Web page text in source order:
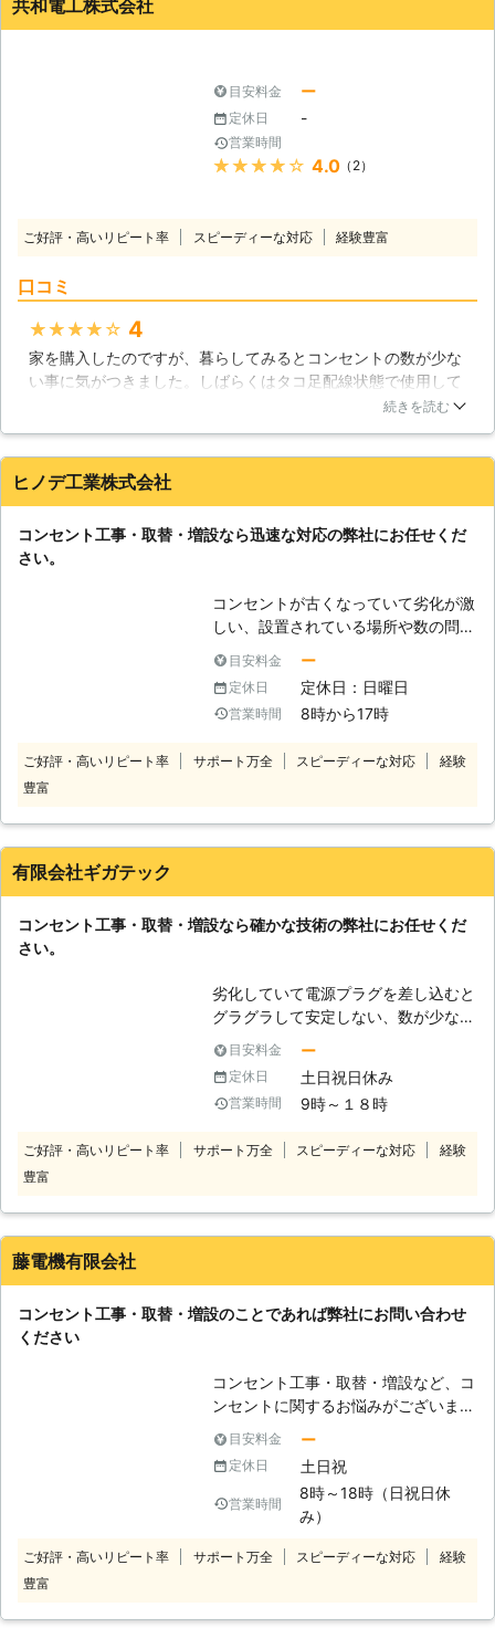
たが、これからも安心して生活ができると思うとやってもらっ
共和電工株式会社
目安料金 ー
定休日 -
営業時間
★★★★★ 4.0（2）
ご好評・高いリピート率 スピーディーな対応 経験豊富
口コミ
★★★★★ 4
家を購入したのですが、暮らしてみるとコンセントの数が少な
い事に気がつきました。しばらくはタコ足配線状態で使用して
いたのですが、子供もまだ小さかっため触ったら危険だと思
てもらいました。無事その場所に増設することができ、現在で
は快適に過ごすことができています。
福井県 大飯郡おおい町 2016年11月24日
続きを読む
ヒノデ工業株式会社
コンセント工事・取替・増設なら迅速な対応の弊社にお任せくだ
さい。
コンセントが古くなっていて劣化が激
しい、設置されている場所や数の問題
線でやり繰りしなければならない、電
気の使用に偏りが生じていてすぐにブ
レーカーが落ちてしまうなどのコンセ
いのではないでしょうか。タコ足配線
ンセント工事を行っておりますので、
目安料金 ー
定休日 定休日：日曜日
営業時間 8時から17時
ご好評・高いリピート率 サポート万全 スピーディーな対応
経験
豊富
有限会社ギガテック
コンセント工事・取替・増設なら確かな技術の弊社にお任せくだ
さい。
劣化していて電源プラグを差し込むと
グラグラして安定しない、数が少なく
て設置場所も悪いので電源タップやタ
コ足配線や延長コードを多用しなけれ
ばならない、電気の使用の偏りがあり
ブレーカーがすぐに落ちてしまうなど
困りごとがあるというご家庭は多いの
ントの工事を行っております。どうぞ
目安料金 ー
定休日 土日祝日休み
営業時間 9時～１８時
ご好評・高いリピート率 サポート万全 スピーディーな対応
経験
豊富
藤電機有限会社
コンセント工事・取替・増設のことであれば弊社にお問い合わせ
ください
コンセント工事・取替・増設など、コ
ンセントに関するお悩みがございまし
たらなんでも対応いたしますので、弊
社にご相談ください。小さなものから
大きなものまで受け付けておりますの
で、コンセント1つの交換や事務所全
体のコンセントの設置など、幅広くご
利用いただけます。電気工事のプロが
対応しますので、お客様のご要望に応
目安料金 ー
定休日 土日祝
営業時間
8時～18時（日祝日休
み）
ご好評・高いリピート率 サポート万全 スピーディーな対応
経験
豊富